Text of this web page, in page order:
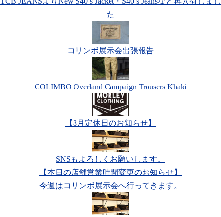
た
コリンボ展示会出張報告
COLIMBO Overland Campaign Trousers Khaki
【8月定休日のお知らせ】
SNSもよろしくお願いします。
【本日の店舗営業時間変更のお知らせ】
今週はコリンボ展示会へ行ってきます。